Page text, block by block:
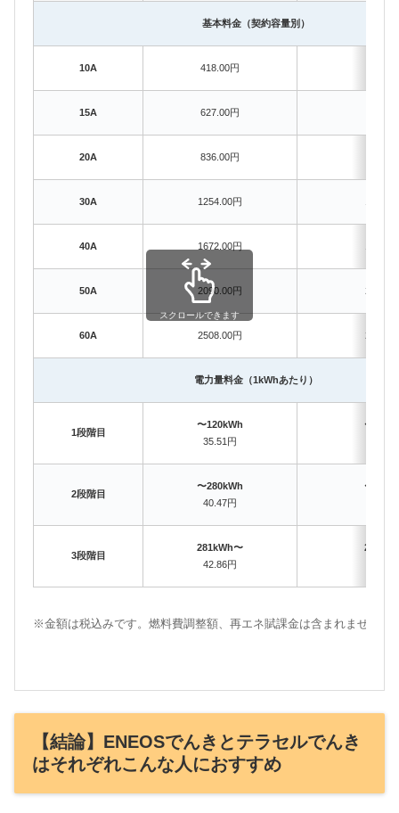
基本料金（契約容量別）
10A 418.00円
15A 627.00円
20A 836.00円
30A 1254.00円
40A 1672.00円
50A 2090.00円
60A 2508.00円
電力量料金（1kWhあたり）
1段階目
〜120kWh
35.51円
〜
2段階目
〜280kWh
40.47円
〜
3段階目
281kWh〜
42.86円
スクロールできます
※金額は税込みです。燃料費調整額、再エネ賦課金は含まれません。
【結論】ENEOSでんきとテラセルでんき
はそれぞれこんな人におすすめ